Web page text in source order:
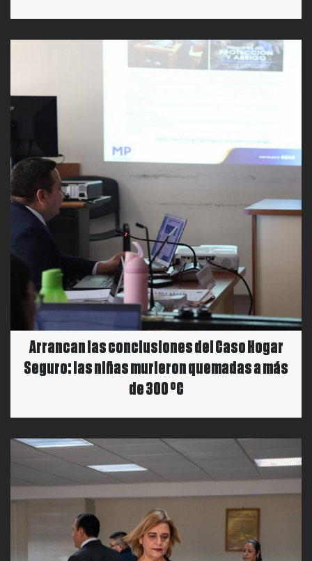
Arrancan las conclusiones del Caso Hogar
Seguro: las niñas murieron quemadas a más
de 300 °C